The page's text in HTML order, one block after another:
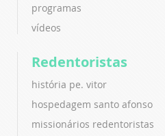
programas
vídeos
Redentoristas
história pe. vitor
hospedagem santo afonso
missionários redentoristas